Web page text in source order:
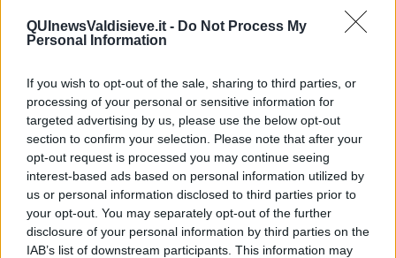
QUInewsValdisieve.it - Do Not Process My
Personal Information
If you wish to opt-out of the sale, sharing to third parties, or
processing of your personal or sensitive information for
targeted advertising by us, please use the below opt-out
section to confirm your selection. Please note that after your
opt-out request is processed you may continue seeing
interest-based ads based on personal information utilized by
us or personal information disclosed to third parties prior to
your opt-out. You may separately opt-out of the further
disclosure of your personal information by third parties on the
IAB’s list of downstream participants. This information may
“POCHI ELETTI” POSSANO DISTRICARSI TRA I MEANDRI
DELLA COMUNICAZIONE DELLA REGIONE TOSCANA
SINCERAMENTE, NON SO COME ANDRA' A FINIRE QUESTA
COMPLICATO...
BUONA MUSICA!
Ps - Se ne avete voglia, seguitemi anche sullapagina FB: “La
Toscana suona giovane?”
Fausto Pirìto